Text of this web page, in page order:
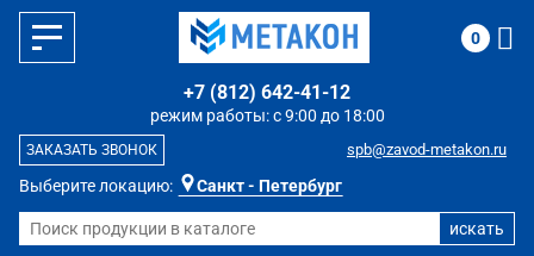
Выберите локацию: Санкт - Петербург
режим работы: с 9:00 до 18:00
+7 (812) 642-41-12
spb@zavod-metakon.ru
ЗАКАЗАТЬ ЗВОНОК
0